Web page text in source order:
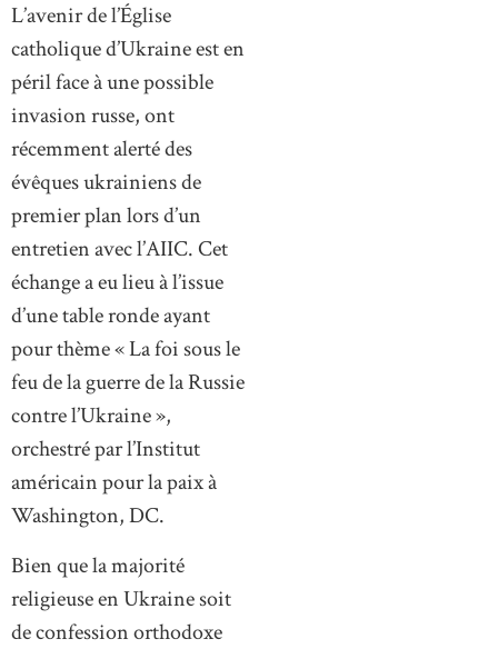
L’avenir de l’Église
catholique d’Ukraine est en
péril face à une possible
invasion russe, ont
récemment alerté des
évêques ukrainiens de
premier plan lors d’un
entretien avec l’AIIC. Cet
échange a eu lieu à l’issue
d’une table ronde ayant
pour thème « La foi sous le
feu de la guerre de la Russie
contre l’Ukraine »,
orchestré par l’Institut
américain pour la paix à
Washington, DC.
Bien que la majorité
religieuse en Ukraine soit
de confession orthodoxe